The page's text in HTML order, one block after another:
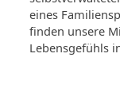
eines
finden unsere
Lebensgefühls